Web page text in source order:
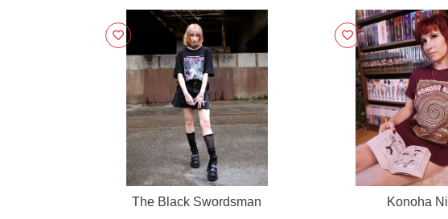
The Black Swordsman Konoha